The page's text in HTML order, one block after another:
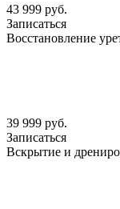
43 999 руб.
Записаться
Восстановление
39 999 руб.
Записаться
Вскрытие и